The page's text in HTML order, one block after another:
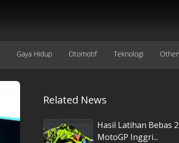
Gaya Hidup Otomotif Teknologi Other
Related News
Hasil Latihan Bebas 2
MotoGP Inggri...